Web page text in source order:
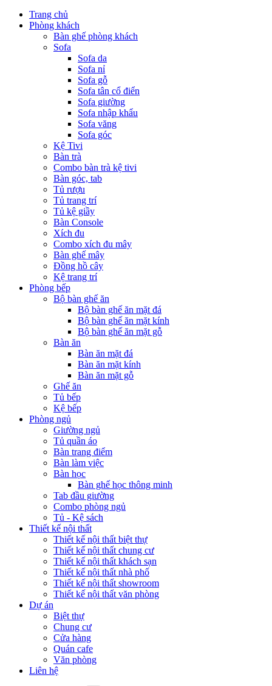
Trang chủ
Phòng khách
Bàn ghế phòng khách
Sofa
Sofa da
Sofa nỉ
Sofa gỗ
Sofa tân cổ điển
Sofa giường
Sofa nhập khẩu
Sofa văng
Sofa góc
Kệ Tivi
Bàn trà
Combo bàn trà kệ tivi
Bàn góc, tab
Tủ rượu
Tủ trang trí
Tủ kệ giầy
Bàn Console
Xích đu
Combo xích đu mây
Bàn ghế mây
Đồng hồ cây
Kệ trang trí
Phòng bếp
Bộ bàn ghế ăn
Bộ bàn ghế ăn mặt đá
Bộ bàn ghế ăn mặt kính
Bộ bàn ghế ăn mặt gỗ
Bàn ăn
Bàn ăn mặt đá
Bàn ăn mặt kính
Bàn ăn mặt gỗ
Ghế ăn
Tủ bếp
Kệ bếp
Phòng ngủ
Giường ngủ
Tủ quần áo
Bàn trang điểm
Bàn làm việc
Bàn học
Bàn ghế học thông minh
Tab đầu giường
Combo phòng ngủ
Tủ - Kệ sách
Thiết kế nội thất
Thiết kế nội thất biệt thự
Thiết kế nội thất chung cư
Thiết kế nội thất khách sạn
Thiết kế nội thất nhà phố
Thiết kế nội thất showroom
Thiết kế nội thất văn phòng
Dự án
Biệt thự
Chung cư
Cửa hàng
Quán cafe
Văn phòng
Liên hệ